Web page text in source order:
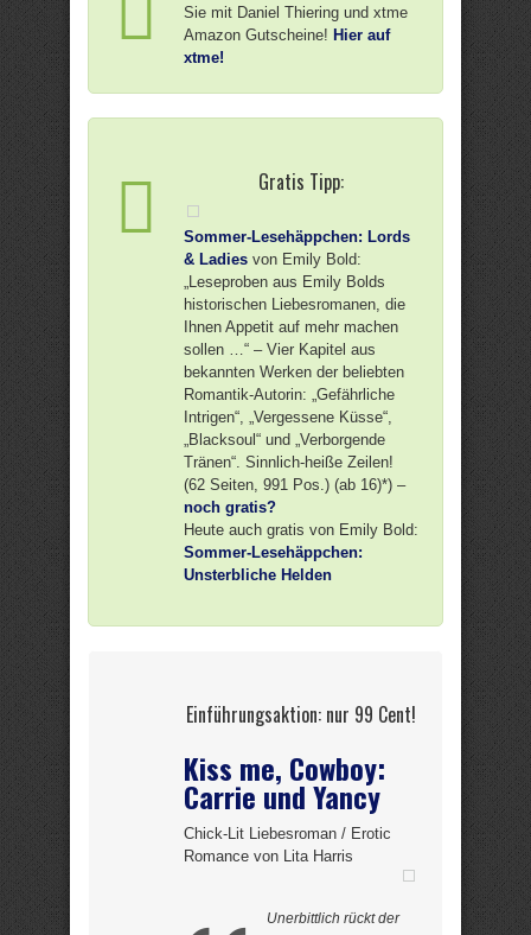
Sie mit Daniel Thiering und xtme
Amazon Gutscheine! Hier auf
xtme!
Gratis Tipp:
Sommer-Lesehäppchen: Lords
& Ladies von Emily Bold:
„Leseproben aus Emily Bolds
historischen Liebesromanen, die
Ihnen Appetit auf mehr machen
sollen …“ – Vier Kapitel aus
bekannten Werken der beliebten
Romantik-Autorin: „Gefährliche
Intrigen“, „Vergessene Küsse“,
„Blacksoul“ und „Verborgende
Tränen“. Sinnlich-heiße Zeilen!
(62 Seiten, 991 Pos.) (ab 16)*) –
noch gratis?
Heute auch gratis von Emily Bold:
Sommer-Lesehäppchen:
Unsterbliche Helden
Einführungsaktion: nur 99 Cent!
Kiss me, Cowboy:
Carrie und Yancy
Chick-Lit Liebesroman / Erotic
Romance von Lita Harris
Unerbittlich rückt der